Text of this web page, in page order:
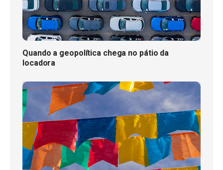
Quando a geopolítica chega no pátio da
locadora